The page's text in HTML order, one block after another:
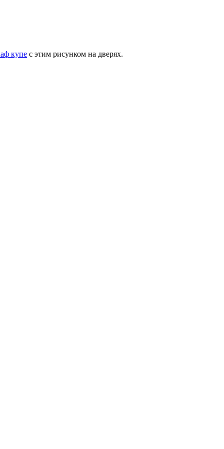
купе с этим рисунком на дверях.